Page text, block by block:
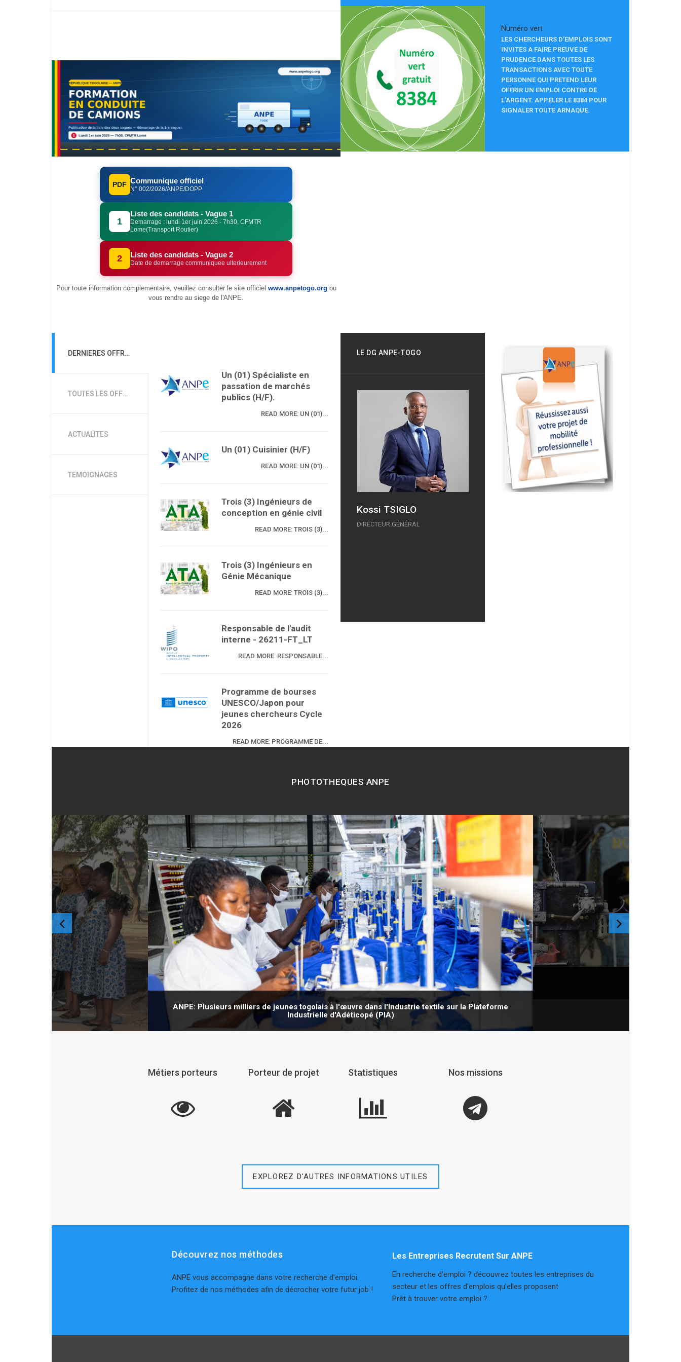
PDF Communique officiel
N° 002/2026/ANPE/DOPP
1
Liste des candidats - Vague 1
Demarrage : lundi 1er juin 2026 - 7h30, CFMTR
Lome(Transport Routier)
2 Liste des candidats - Vague 2
Date de demarrage communiquee ulterieurement
Pour toute information complementaire, veuillez consulter le site officiel www.anpetogo.org ou
vous rendre au siege de l'ANPE.
Numéro vert
LES CHERCHEURS D’EMPLOIS SONT
INVITES A FAIRE PREUVE DE
PRUDENCE DANS TOUTES LES
TRANSACTIONS AVEC TOUTE
PERSONNE QUI PRETEND LEUR
OFFRIR UN EMPLOI CONTRE DE
L’ARGENT. APPELER LE 8384 POUR
SIGNALER TOUTE ARNAQUE.
DERNIERES OFFRES
TOUTES LES OFFRES
ACTUALITES
TEMOIGNAGES
Un (01) Spécialiste en
passation de marchés
publics (H/F).
READ MORE: UN (01)...
Un (01) Cuisinier (H/F)
READ MORE: UN (01)...
Trois (3) Ingénieurs de
conception en génie civil
READ MORE: TROIS (3)...
Trois (3) Ingénieurs en
Génie Mécanique
READ MORE: TROIS (3)...
Responsable de l'audit
interne - 26211-FT_LT
READ MORE: RESPONSABLE...
Programme de bourses
UNESCO/Japon pour
jeunes chercheurs Cycle
2026
READ MORE: PROGRAMME DE...
LE DG ANPE-TOGO
Kossi TSIGLO
DIRECTEUR GÉNÉRAL
PHOTOTHEQUES ANPE
ANPE: Plusieurs milliers de jeunes togolais à l'œuvre dans l'Industrie textile sur la Plateforme
Industrielle d'Adéticopé (PIA)
Métiers porteurs Porteur de projet Statistiques Nos missions
EXPLOREZ D'AUTRES INFORMATIONS UTILES
Découvrez nos méthodes
ANPE vous accompagne dans votre recherche d’emploi.
Profitez de nos méthodes afin de décrocher votre futur job !
Les Entreprises Recrutent Sur ANPE
En recherche d'emploi ? découvrez toutes les entreprises du
secteur et les offres d'emplois qu'elles proposent
Prêt à trouver votre emploi ?